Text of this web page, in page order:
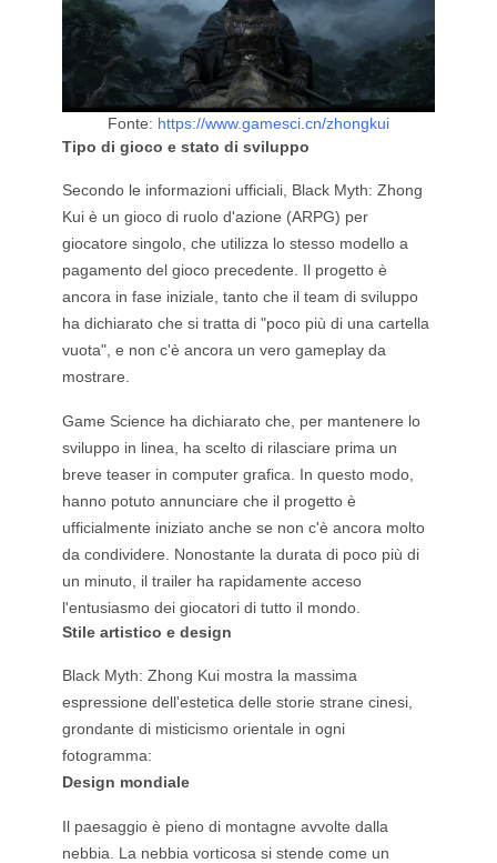
Fonte: https://www.gamesci.cn/zhongkui
Tipo di gioco e stato di sviluppo
Secondo le informazioni ufficiali, Black Myth: Zhong
Kui è un gioco di ruolo d'azione (ARPG) per
giocatore singolo, che utilizza lo stesso modello a
pagamento del gioco precedente. Il progetto è
ancora in fase iniziale, tanto che il team di sviluppo
ha dichiarato che si tratta di "poco più di una cartella
vuota", e non c'è ancora un vero gameplay da
mostrare.
Game Science ha dichiarato che, per mantenere lo
sviluppo in linea, ha scelto di rilasciare prima un
breve teaser in computer grafica. In questo modo,
hanno potuto annunciare che il progetto è
ufficialmente iniziato anche se non c'è ancora molto
da condividere. Nonostante la durata di poco più di
un minuto, il trailer ha rapidamente acceso
l'entusiasmo dei giocatori di tutto il mondo.
Stile artistico e design
Black Myth: Zhong Kui mostra la massima
espressione dell'estetica delle storie strane cinesi,
grondante di misticismo orientale in ogni
fotogramma:
Design mondiale
Il paesaggio è pieno di montagne avvolte dalla
nebbia. La nebbia vorticosa si stende come un